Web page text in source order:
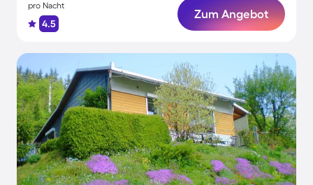
pro Nacht
4.5
Zum Angebot